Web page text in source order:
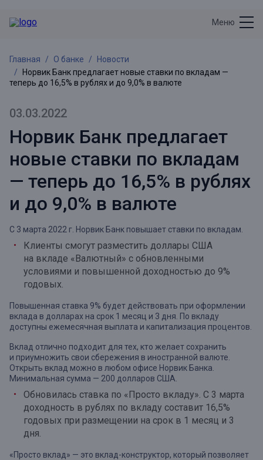
Меню
Главная О банке
Новости
Норвик Банк предлагает новые ставки по вкладам —
теперь до 16,5% в рублях и до 9,0% в валюте
03.03.2022
Норвик Банк предлагает
новые ставки по вкладам
— теперь до 16,5% в рублях
и до 9,0% в валюте
С 3 марта 2022 г. Норвик Банк повышает ставки по вкладам.
Клиенты смогут разместить доллары США
на вкладе «Валютный» с обновленными
условиями и повышенной доходностью до 9%
годовых.
Повышенная ставка 9% будет действовать при оформлении
вклада в долларах на срок 1 месяц и 3 дня. По вкладу
доступны ежемесячная выплата и капитализация процентов.
Вклад отлично подходит для тех, кто желает сохранить
и приумножить свои сбережения в иностранной валюте.
Открыть вклад можно в любом офисе Норвик Банка.
Минимальная сумма — 200 долларов США.
Обновилась ставка по «Просто вкладу». С 3 марта
доходность в рублях по вкладу составит 16,5%
годовых при размещении на срок в 1 месяц и 3
дня.
«Просто вклад» — это вклад-конструктор, который позволяет